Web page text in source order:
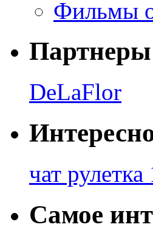
Фильмы
Партнеры
DeLaFlor
чат
Самое